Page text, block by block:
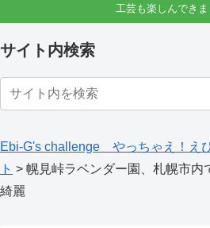
工芸も楽しんできま
サイト内検索
Ebi-G's challenge やっちゃえ！え
ト > 幌見峠ラベンダー園、札幌市内
綺麗